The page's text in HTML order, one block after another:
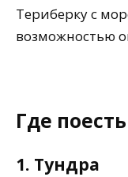
Териберку с
возможностью
Где
1. Тундра